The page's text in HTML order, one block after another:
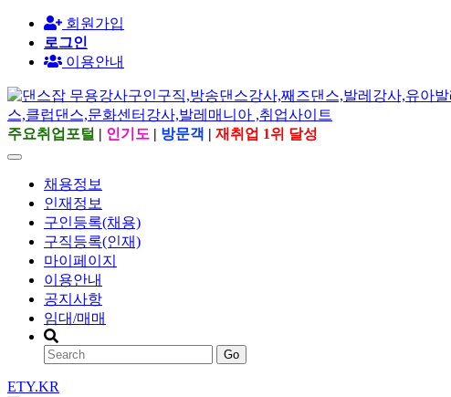
회원가입
로그인
이용안내
주요취업포털 | 인기도 | 방문객 | 재취업 1위 달성
채용정보
인재정보
구인등록(채용)
구직등록(인재)
마이페이지
이용안내
공지사항
임대/매매
Go
ETY.KR